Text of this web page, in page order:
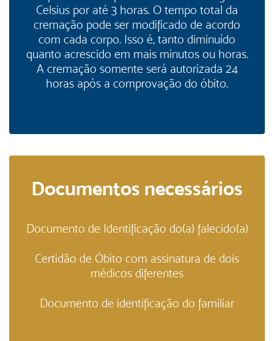
Celsius por até 3 horas. O tempo total da
cremação pode ser modificado de acordo
com cada corpo. Isso é, tanto diminuído
quanto acrescido em mais minutos ou horas.
A cremação somente será autorizada 24
horas após a comprovação do óbito.
Documentos necessários
Documento de Identificação do(a) falecido(a)
Certidão de Óbito com assinatura de dois
médicos diferentes
Documento de identificação do familiar